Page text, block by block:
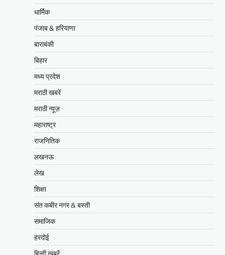
धार्मिक
पंजाब & हरियाणा
बाराबंकी
बिहार
मध्य प्रदेश
मराठी खबरें
मराठी न्यूज़
महाराष्ट्र
राजनितिक
लखनऊ
लेख
शिक्षा
संत कबीर नगर & बस्ती
समाजिक
हरदोई